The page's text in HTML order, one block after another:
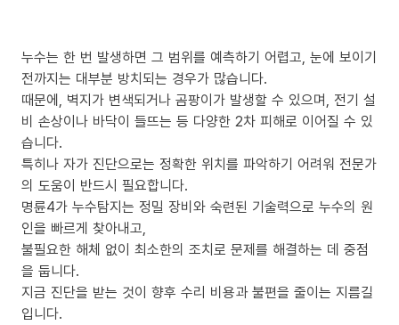
누수는 한 번 발생하면 그 범위를 예측하기 어렵고, 눈에 보이기
전까지는 대부분 방치되는 경우가 많습니다.
때문에, 벽지가 변색되거나 곰팡이가 발생할 수 있으며, 전기 설
비 손상이나 바닥이 들뜨는 등 다양한 2차 피해로 이어질 수 있
습니다.
특히나 자가 진단으로는 정확한 위치를 파악하기 어려워 전문가
의 도움이 반드시 필요합니다.
명륜4가 누수탐지는 정밀 장비와 숙련된 기술력으로 누수의 원
인을 빠르게 찾아내고,
불필요한 해체 없이 최소한의 조치로 문제를 해결하는 데 중점
을 둡니다.
지금 진단을 받는 것이 향후 수리 비용과 불편을 줄이는 지름길
입니다.